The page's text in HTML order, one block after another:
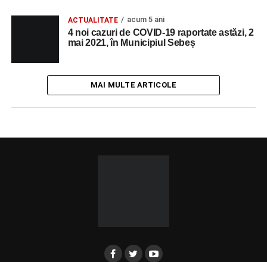
ACTUALITATE acum 5 ani
4 noi cazuri de COVID-19 raportate astăzi, 2
mai 2021, în Municipiul Sebeș
MAI MULTE ARTICOLE